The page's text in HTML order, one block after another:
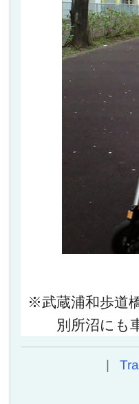
※武蔵浦和歩道
別所沼にも車